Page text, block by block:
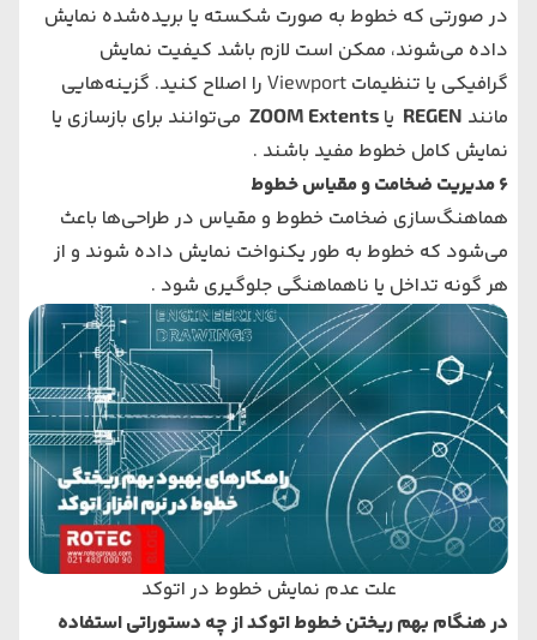
در صورتی که خطوط به صورت شکسته یا بریده‌شده نمایش
داده می‌شوند، ممکن است لازم باشد کیفیت نمایش
گرافیکی یا تنظیمات Viewport را اصلاح کنید. گزینه‌هایی
مانند REGEN یا
می‌توانند برای بازسازی یا
نمایش کامل خطوط مفید باشند​ .
6مدیریت ضخامت و مقیاس خطوط
هماهنگ‌سازی ضخامت خطوط و مقیاس در طراحی‌ها باعث
می‌شود که خطوط به طور یکنواخت نمایش داده شوند و از
هر گونه تداخل یا ناهماهنگی جلوگیری شود​ .
علت عدم نمایش خطوط در اتوکد
در هنگام بهم ریختن خطوط اتوکد از چه دستوراتی استفاده